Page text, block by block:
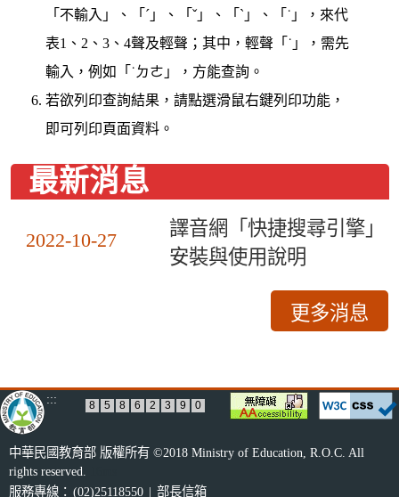
「不輸入」、「ˊ」、「ˇ」、「ˋ」、「˙」，來代
表1、2、3、4聲及輕聲；其中，輕聲「˙」，需先
輸入，例如「˙ㄉㄜ」，方能查詢。
若欲列印查詢結果，請點選滑鼠右鍵列印功能，
即可列印頁面資料。
最新消息
2022-10-27
譯音網「快捷搜尋引擎」
安裝與使用說明
更多消息
::: 8 5 8 6 2 3 9 0
中華民國教育部 版權所有 ©2018 Ministry of Education, R.O.C. All
rights reserved.
服務專線： (02)25118550 | 部長信箱